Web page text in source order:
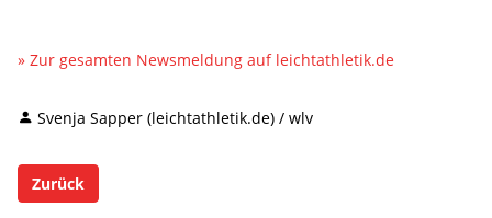
» Zur gesamten Newsmeldung auf leichtathletik.de
Svenja Sapper (leichtathletik.de) / wlv
Zurück